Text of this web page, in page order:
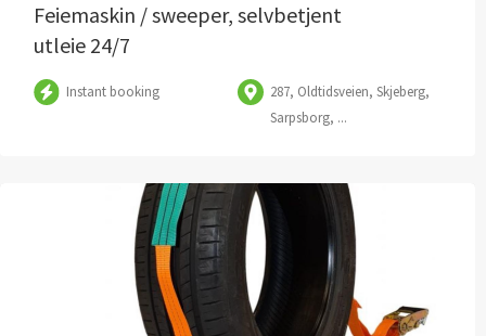
Feiemaskin / sweeper, selvbetjent
utleie 24/7
Instant booking
287, Oldtidsveien, Skjeberg,
Sarpsborg, ...